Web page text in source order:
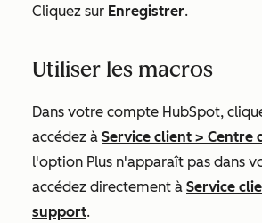
Cliquez sur Enregistrer.
Utiliser les macros
Dans votre compte HubSpot,
accédez à Service client > Centre
l'option Plus n'apparaît pas dans
accédez directement à Service
support.